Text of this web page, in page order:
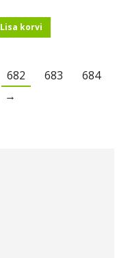
Lisa korvi
682 683
684
→